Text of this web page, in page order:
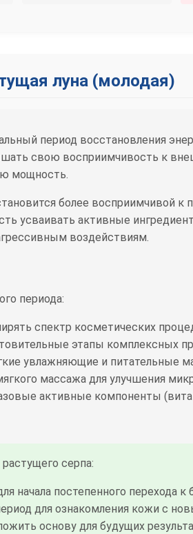
луна (молодая)
период восстановления
свою восприимчивость к
мощность.
более восприимчивой к
усваивать активные
воздействиям.
периода:
спектр косметических
этапы комплексных
увлажняющие и питательные
массажа для улучшения
активные компоненты
серпа:
начала постепенного перехода к
для ознакомления кожи с
основу для будущих